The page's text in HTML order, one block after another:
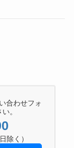
合わせフォ
。
除く）